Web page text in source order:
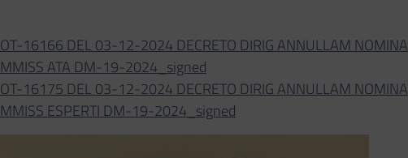
16166 DEL 03-12-2024 DECRETO DIRIG ANNULLAM NOMINA
ATA DM-19-2024_signed
16175 DEL 03-12-2024 DECRETO DIRIG ANNULLAM NOMINA
ESPERTI DM-19-2024_signed